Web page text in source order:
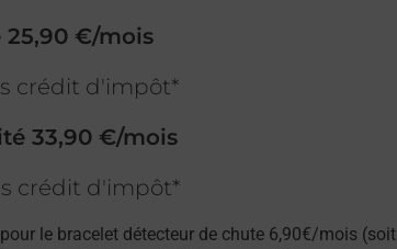
25,90 €/mois
crédit d'impôt*
33,90 €/mois
crédit d'impôt*
le bracelet détecteur de chute 6,90€/mois (soit